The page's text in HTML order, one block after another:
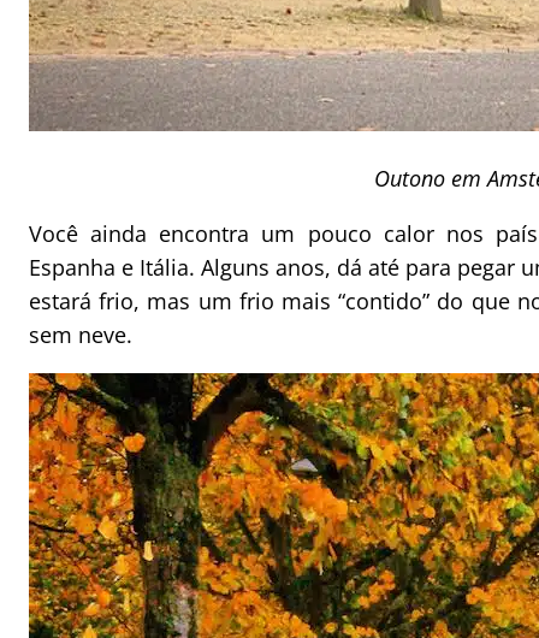
Outono em
Você ainda encontra um pouco calor nos
Espanha e Itália. Alguns anos, dá até para pegar
estará frio, mas um frio mais “contido” do que
sem neve.